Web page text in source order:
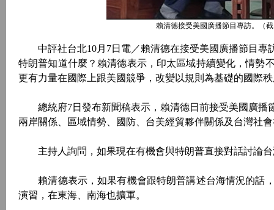
賴清德接受美國廣播節目專訪。（截
中評社台北10月7日電／賴清德在接受美國廣播節目專
特朗普知道什麼？賴清德表示，印太區域持續變化，情勢
更有力量在國際上跟美國競爭，改變以規則為基礎的國際
總統府7日發布新聞稿表示，賴清德日前接受美國廣播節
兩岸關係、區域情勢、國防、台美經貿夥伴關係及台灣社
主持人詢問，如果現在有機會與特朗普直接對話討論台
賴清德表示，如果有機會跟特朗普講述台海情況的話
演習，在東海、南海也擴軍。